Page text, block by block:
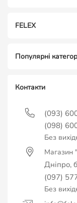
FELEX
Популярні
Контакти
(093)
(098)
Без
Магазин
Дніпро,
(097)
Без